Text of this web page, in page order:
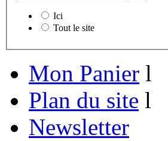
Ici
Tout le site
Mon Panier l
Plan du site l
Newsletter